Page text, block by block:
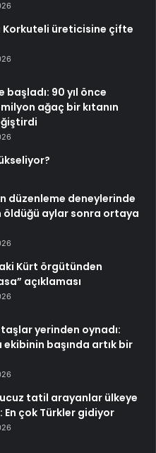
Korkuteli üreticisine çifte
başladı: 90 yıl önce
ağaç bir kıtanın
düzenleme deneylerinde
öldüğü aylar sonra ortaya
Kürt örgütünden
açıklaması
yerinden oynadı:
ekibinin başında artık bir
tatil arayanlar ülkeye
En çok Türkler gidiyor